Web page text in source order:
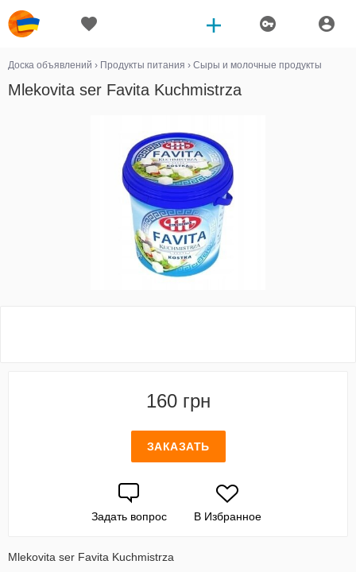
Доска объявлений › Продукты питания › Сыры и молочные продукты
Mlekovita ser Favita Kuchmistrza
160 грн
ЗАКАЗАТЬ
Задать вопрос В Избранное
Mlekovita ser Favita Kuchmistrza